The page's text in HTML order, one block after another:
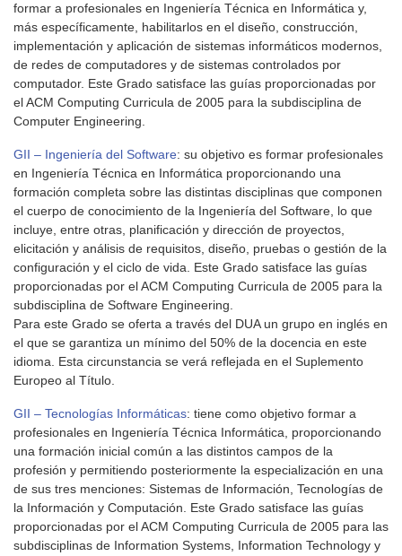
formar a profesionales en Ingeniería Técnica en Informática y,
más específicamente, habilitarlos en el diseño, construcción,
implementación y aplicación de sistemas informáticos modernos,
de redes de computadores y de sistemas controlados por
computador. Este Grado satisface las guías proporcionadas por
el ACM Computing Curricula de 2005 para la subdisciplina de
Computer Engineering.
GII – Ingeniería del Software: su objetivo es formar profesionales
en Ingeniería Técnica en Informática proporcionando una
formación completa sobre las distintas disciplinas que componen
el cuerpo de conocimiento de la Ingeniería del Software, lo que
incluye, entre otras, planificación y dirección de proyectos,
elicitación y análisis de requisitos, diseño, pruebas o gestión de la
configuración y el ciclo de vida. Este Grado satisface las guías
proporcionadas por el ACM Computing Curricula de 2005 para la
subdisciplina de Software Engineering.
Para este Grado se oferta a través del DUA un grupo en inglés en
el que se garantiza un mínimo del 50% de la docencia en este
idioma. Esta circunstancia se verá reflejada en el Suplemento
Europeo al Título.
GII – Tecnologías Informáticas: tiene como objetivo formar a
profesionales en Ingeniería Técnica Informática, proporcionando
una formación inicial común a las distintos campos de la
profesión y permitiendo posteriormente la especialización en una
de sus tres menciones: Sistemas de Información, Tecnologías de
la Información y Computación. Este Grado satisface las guías
proporcionadas por el ACM Computing Curricula de 2005 para las
subdisciplinas de Information Systems, Information Technology y